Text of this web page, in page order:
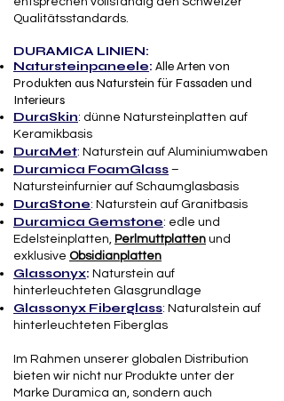
Qualitätsstandards.​
DURAMICA LINIEN:
Natursteinpaneele: Alle Arten von
Produkten aus Naturstein für Fassaden und
Interieurs
DuraSkin: dünne Natursteinplatten auf
Keramikbasis
DuraMet: Naturstein auf Aluminiumwaben
Duramica FoamGlass –
Natursteinfurnier auf Schaumglasbasis
DuraStone: Naturstein auf Granitbasis
Duramica Gemstone: edle und
Edelsteinplatten, Perlmuttplatten und
exklusive Obsidianplatten
Glassonyx: Naturstein auf
hinterleuchteten Glasgrundlage​
Glassonyx Fiberglass: Naturalstein auf
hinterleuchteten Fiberglas
Im Rahmen unserer globalen Distribution
bieten wir nicht nur Produkte unter der
Marke Duramica an, sondern auch